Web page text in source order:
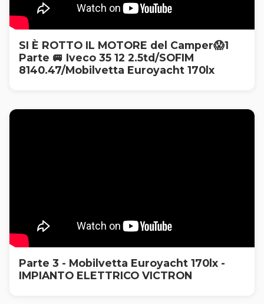
SI È ROTTO IL MOTORE del Camper😱1
Parte 🚐 Iveco 35 12 2.5td/SOFIM
8140.47/Mobilvetta Euroyacht 170lx
Parte 3 - Mobilvetta Euroyacht 170lx -
IMPIANTO ELETTRICO VICTRON